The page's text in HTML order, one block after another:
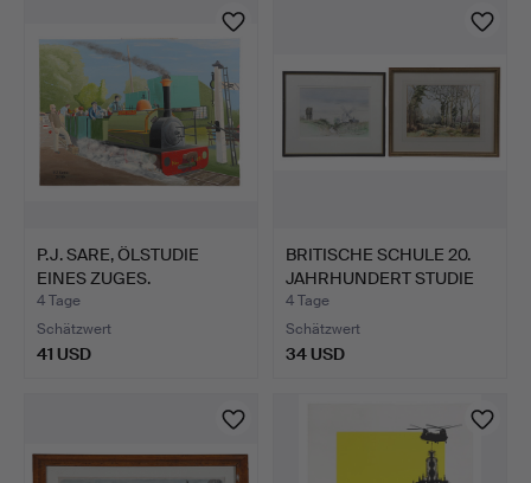
P.J. SARE, ÖLSTUDIE
EINES ZUGES.
4 Tage
Schätzwert
41 USD
BRITISCHE SCHULE 20.
JAHRHUNDERT STUDIE
EI…
4 Tage
Schätzwert
34 USD